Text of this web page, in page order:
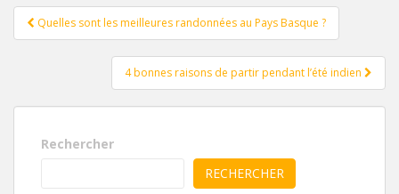
Pagination
d'article
Quelles sont les meilleures randonnées au Pays Basque ?
4 bonnes raisons de partir pendant l’été indien
Rechercher
RECHERCHER